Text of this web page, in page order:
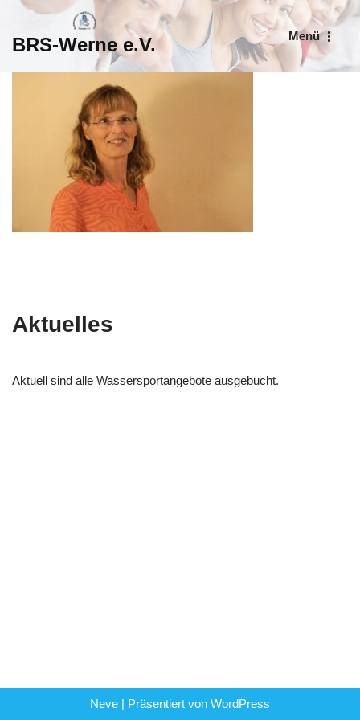
Zum
BRS-Werne e.V. Menü
Aktuelles
Aktuell sind alle Wassersportangebote ausgebucht.
Neve | Präsentiert von WordPress